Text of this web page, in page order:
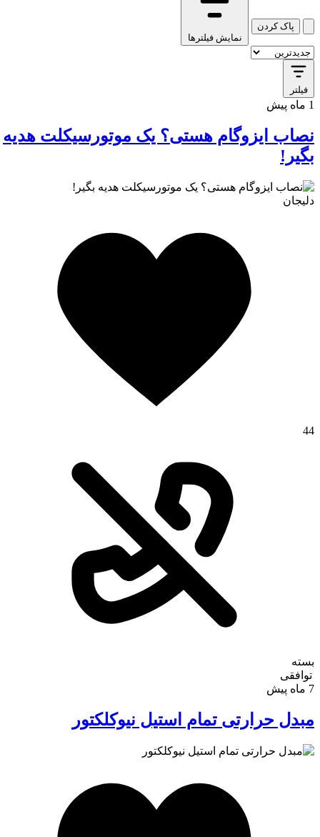
پاک کردن
نمایش فیلترها
فیلتر
نصاب ایزوگام هستی؟ یک موتورسیکلت هدیه
بگیر!
دلیجان
44
بسته
توافقی
مبدل حرارتی تمام استیل نیوکلکتور